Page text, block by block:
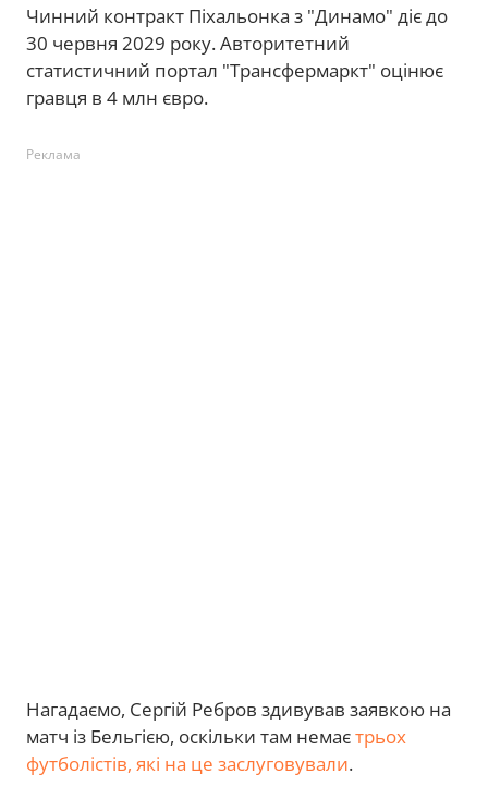
Чинний контракт Піхальонка з "Динамо" діє до
30 червня 2029 року. Авторитетний
статистичний портал "Трансфермаркт" оцінює
гравця в 4 млн євро.
Реклама
Нагадаємо, Сергій Ребров здивував заявкою на
матч із Бельгією, оскільки там немаєтрьох
футболістів, які на це заслуговували.